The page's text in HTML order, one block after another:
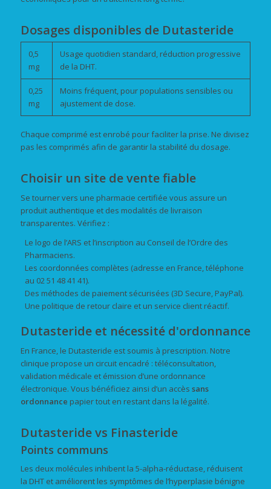
Dosages disponibles de Dutasteride
0,5
mg
Usage quotidien standard, réduction progressive
de la DHT.
0,25
mg
Moins fréquent, pour populations sensibles ou
ajustement de dose.
Chaque comprimé est enrobé pour faciliter la prise. Ne divisez
pas les comprimés afin de garantir la stabilité du dosage.
Choisir un site de vente fiable
Se tourner vers une pharmacie certifiée vous assure un
produit authentique et des modalités de livraison
transparentes. Vérifiez :
Le logo de l’ARS et l’inscription au Conseil de l’Ordre des
Pharmaciens.
Les coordonnées complètes (adresse en France, téléphone
au 02 51 48 41 41).
Des méthodes de paiement sécurisées (3D Secure, PayPal).
Une politique de retour claire et un service client réactif.
Dutasteride et nécessité d'ordonnance
En France, le Dutasteride est soumis à prescription. Notre
clinique propose un circuit encadré : téléconsultation,
validation médicale et émission d’une ordonnance
électronique. Vous bénéficiez ainsi d’un accès sans
ordonnance papier tout en restant dans la légalité.
Dutasteride vs Finasteride
Points communs
Les deux molécules inhibent la 5-alpha-réductase, réduisent
la DHT et améliorent les symptômes de l’hyperplasie bénigne